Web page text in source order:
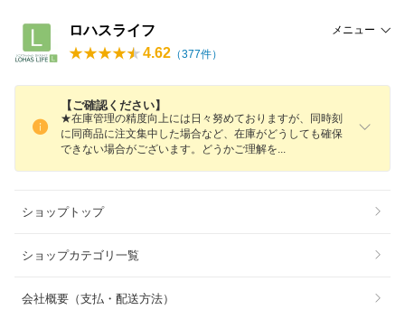
ロハスライフ メニュー
4.62 （377件）
【ご確認ください】
★在庫管理の精度向上には日々努めておりますが、同時刻
に同商品に注文集中した場合など、在庫がどうしても確保
できない場合がございます。どうかご理解を
ショップトップ
ショップカテゴリ一覧
会社概要（支払・配送方法）